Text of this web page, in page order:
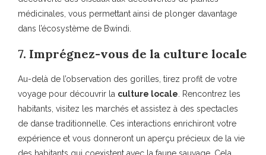
médicinales, vous permettant ainsi de plonger davantage
dans l’écosystème de Bwindi.
7. Imprégnez-vous de la culture locale
Au-delà de l’observation des gorilles, tirez profit de votre
voyage pour découvrir la culture locale. Rencontrez les
habitants, visitez les marchés et assistez à des spectacles
de danse traditionnelle. Ces interactions enrichiront votre
expérience et vous donneront un aperçu précieux de la vie